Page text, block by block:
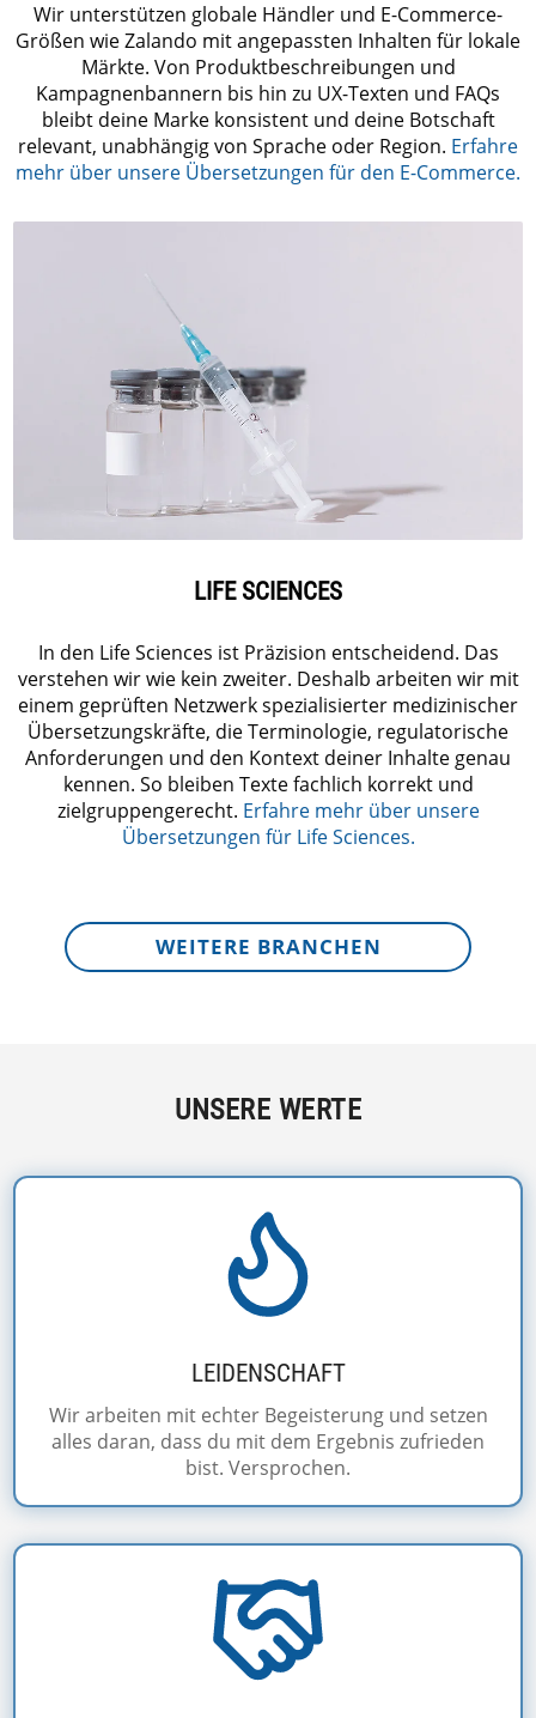
Wir unterstützen globale Händler und E-Commerce-
Größen wie Zalando mit angepassten Inhalten für lokale
Märkte. Von Produktbeschreibungen und
Kampagnenbannern bis hin zu UX-Texten und FAQs
bleibt deine Marke konsistent und deine Botschaft
relevant, unabhängig von Sprache oder Region. Erfahre
mehr über unsere Übersetzungen für den E-Commerce.
LIFE SCIENCES
In den Life Sciences ist Präzision entscheidend. Das
verstehen wir wie kein zweiter. Deshalb arbeiten wir mit
einem geprüften Netzwerk spezialisierter medizinischer
Übersetzungskräfte, die Terminologie, regulatorische
Anforderungen und den Kontext deiner Inhalte genau
kennen. So bleiben Texte fachlich korrekt und
zielgruppengerecht. Erfahre mehr über unsere
Übersetzungen für Life Sciences.
WEITERE BRANCHEN
UNSERE WERTE
LEIDENSCHAFT
Wir arbeiten mit echter Begeisterung und setzen
alles daran, dass du mit dem Ergebnis zufrieden
bist. Versprochen.